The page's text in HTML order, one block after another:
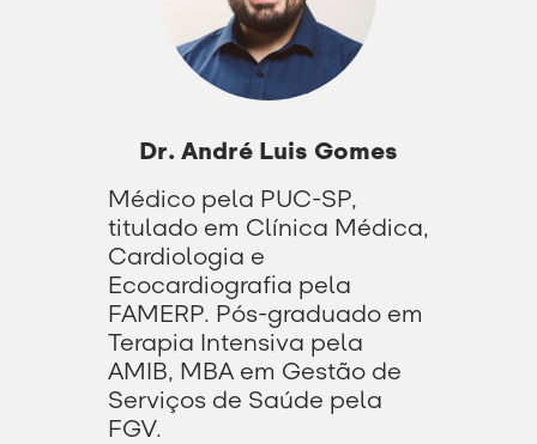
Dr. André Luis Gomes
Médico pela PUC-SP,
titulado em Clínica Médica,
Cardiologia e
Ecocardiografia pela
FAMERP. Pós-graduado em
Terapia Intensiva pela
AMIB, MBA em Gestão de
Serviços de Saúde pela
FGV.